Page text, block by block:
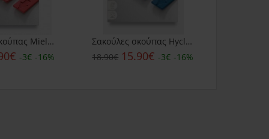
Σακούλες σκούπας Miele FJM Hyclean 3D 9917710
-3€ -16%
Σακούλες σκούπας Hyclean 3D Miele G/N 9917730
18.90€ 15.90€ -3€ -16%